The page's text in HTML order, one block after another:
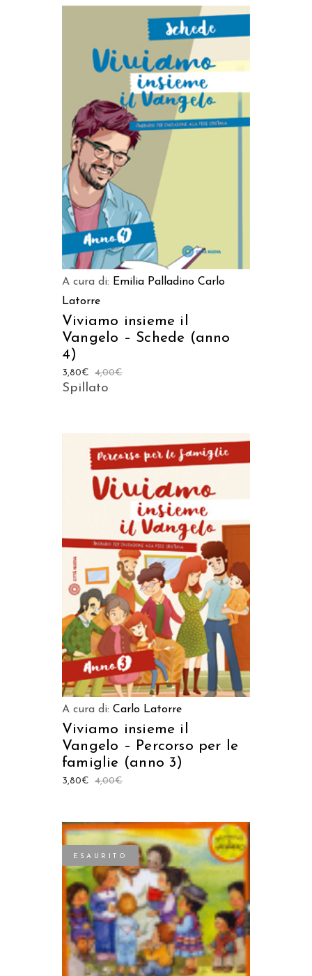
AGGIUNGI AL CARRELLO
A cura di: Emilia Palladino Carlo
Latorre
Viviamo insieme il
Vangelo – Schede (anno
4)
4,00€
3,80€
Spillato
AGGIUNGI AL CARRELLO
A cura di: Carlo Latorre
Viviamo insieme il
Vangelo – Percorso per le
famiglie (anno 3)
4,00€
3,80€
ESAURITO
LEGGI TUTTO